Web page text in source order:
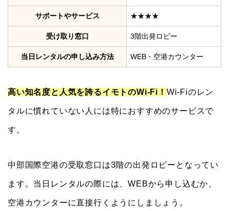
サポートやサービス ★★★★
受け取り窓口 3階出発ロビー
当日レンタルの申し込み方法 WEB・空港カウンター
高い知名度と人気を誇るイモトのWi-Fi！ Wi-Fiのレン
タルに慣れていない人には特におすすめのサービスで
す。
中部国際空港の受取窓口は3階の出発ロビーとなってい
ます。当日レンタルの際には、WEBから申し込むか、
空港カウンターに直接行くようにしましょう。